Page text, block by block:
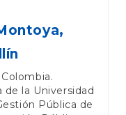
de la Universidad
Pública de